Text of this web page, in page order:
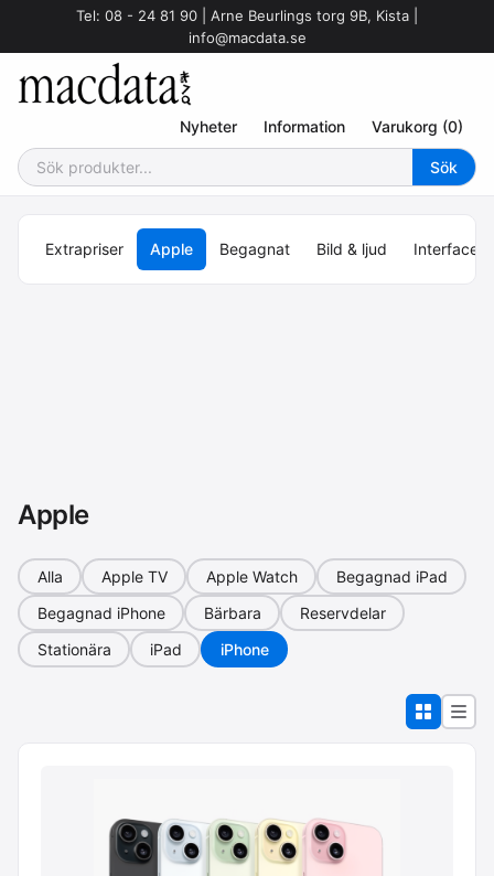
Tel: 08 - 24 81 90 | Arne Beurlings torg 9B, Kista |
info@macdata.se
Nyheter Information Varukorg (0)
Extrapriser Apple Begagnat Bild & ljud Interface
Apple
Alla Apple TV Apple Watch
Begagnad iPad
Begagnad iPhone
Bärbara
Reservdelar
Stationära
iPad iPhone